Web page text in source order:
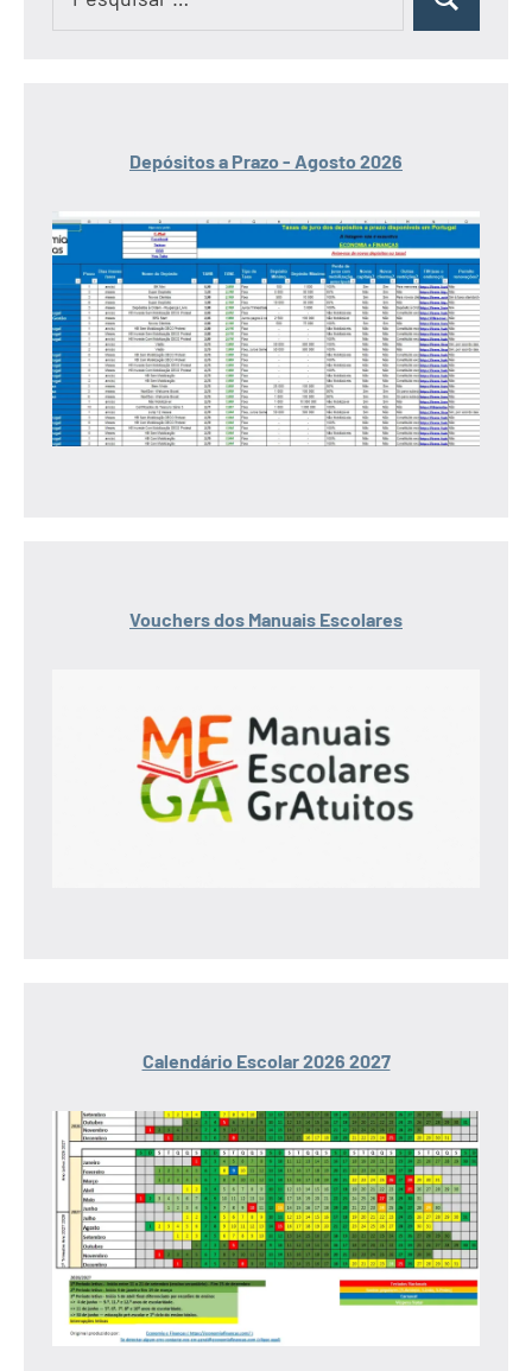
Pesquisar
Depósitos a Prazo - Agosto 2026
Vouchers dos Manuais Escolares
Calendário Escolar 2026 2027